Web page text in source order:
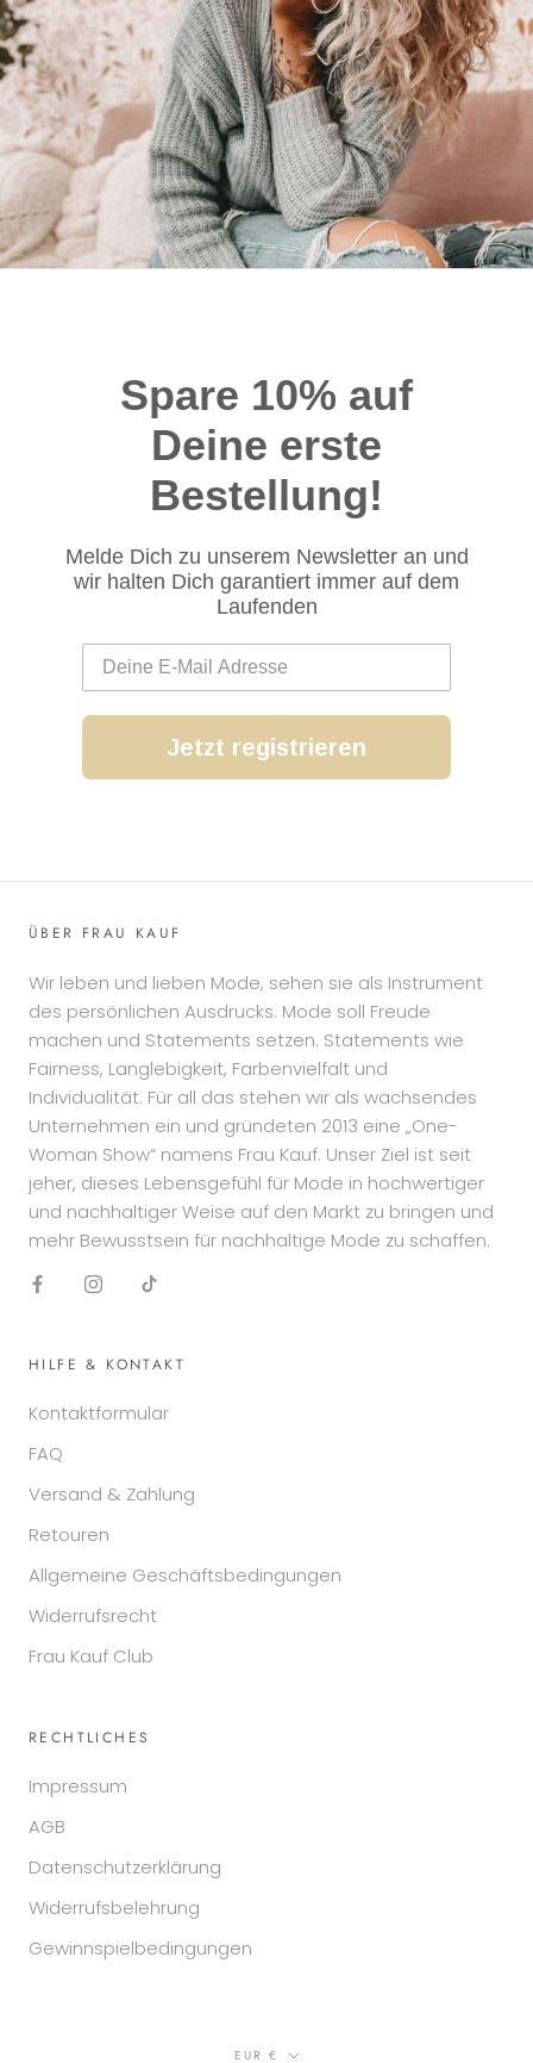
Spare 10% auf
Deine erste
Bestellung!
Melde Dich zu unserem Newsletter an und
wir halten Dich garantiert immer auf dem
Laufenden
Jetzt registrieren
ÜBER FRAU KAUF
Wir leben und lieben Mode, sehen sie als Instrument
des persönlichen Ausdrucks. Mode soll Freude
machen und Statements setzen. Statements wie
Fairness, Langlebigkeit, Farbenvielfalt und
Individualität. Für all das stehen wir als wachsendes
Unternehmen ein und gründeten 2013 eine „One-
Woman Show“ namens Frau Kauf. Unser Ziel ist seit
jeher, dieses Lebensgefühl für Mode in hochwertiger
und nachhaltiger Weise auf den Markt zu bringen und
mehr Bewusstsein für nachhaltige Mode zu schaffen.
HILFE & KONTAKT
Kontaktformular
FAQ
Versand & Zahlung
Retouren
Allgemeine Geschäftsbedingungen
Widerrufsrecht
Frau Kauf Club
RECHTLICHES
Impressum
AGB
Datenschutzerklärung
Widerrufsbelehrung
Gewinnspielbedingungen
Währung
EUR €